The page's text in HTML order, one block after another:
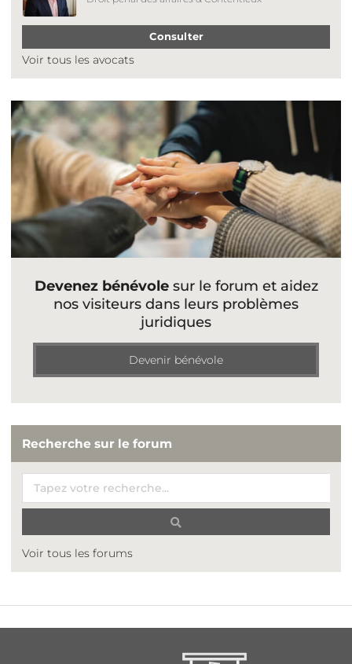
Consulter
Voir tous les avocats
Devenez bénévolesur le forum et aidez
nos visiteurs dans leurs problèmes
juridiques
Devenir bénévole
Recherche sur le forum
Voir tous les forums